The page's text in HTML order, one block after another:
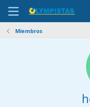
Miembros